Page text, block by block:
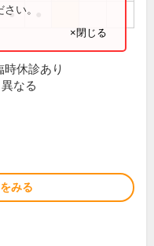
●い。
×閉じる
時休診あり
なる
みる